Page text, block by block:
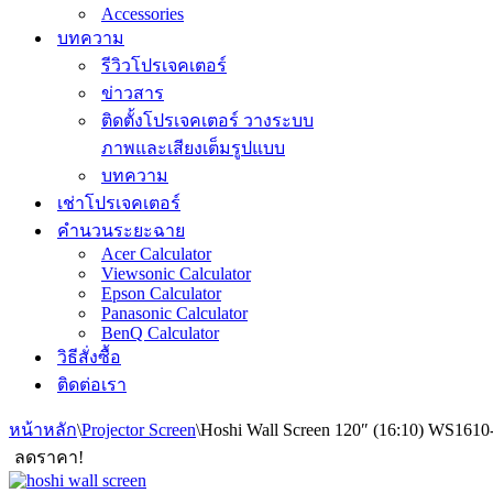
Accessories
บทความ
รีวิวโปรเจคเตอร์
ข่าวสาร
ติดตั้งโปรเจคเตอร์ วางระบบ
ภาพและเสียงเต็มรูปแบบ
บทความ
เช่าโปรเจคเตอร์
คำนวนระยะฉาย
Acer Calculator
Viewsonic Calculator
Epson Calculator
Panasonic Calculator
BenQ Calculator
วิธีสั่งซื้อ
ติดต่อเรา
หน้าหลัก\Projector Screen\Hoshi Wall Screen 120″ (16:10)
ลดราคา!